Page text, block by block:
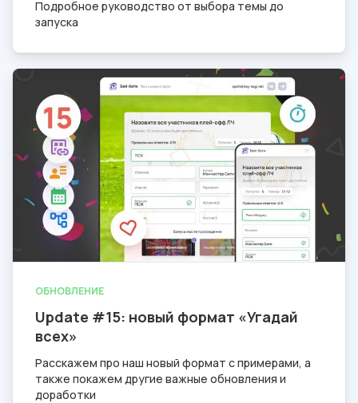
Подробное руководство от выбора темы до
запуска
ОБНОВЛЕНИЕ
Update #15: новый формат «Угадай
всех»
Расскажем про наш новый формат с примерами, а
также покажем другие важные обновления и
доработки